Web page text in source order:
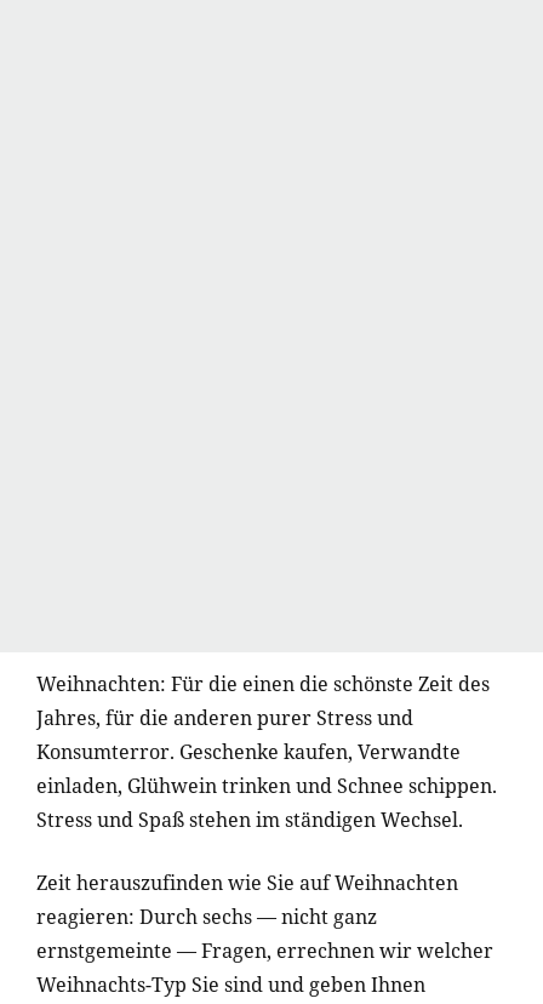
Weihnachten: Für die einen die schönste Zeit des
Jahres, für die anderen purer Stress und
Konsumterror. Geschenke kaufen, Verwandte
einladen, Glühwein trinken und Schnee schippen.
Stress und Spaß stehen im ständigen Wechsel.
Zeit herauszufinden wie Sie auf Weihnachten
reagieren: Durch sechs — nicht ganz
ernstgemeinte — Fragen, errechnen wir welcher
Weihnachts-Typ Sie sind und geben Ihnen